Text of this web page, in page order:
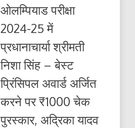
ओलम्पियाड परीक्षा
2024-25 में
प्रधानाचार्या श्रीमती
निशा सिंह – बेस्ट
प्रिंसिपल अवार्ड अर्जित
करने पर ₹1000 चेक
पुरस्कार, अद्रिका यादव